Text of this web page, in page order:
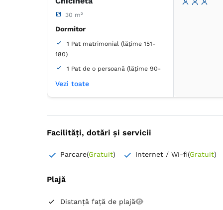
Aparat de cafea
Fierbător de apă
Plită de gătit
30 m²
Dormitor
1 Pat matrimonial (lățime 151-
180)
1 Pat de o persoană (lățime 90-
Articole de toaletă gratuite
Aer condiţionat
Vezi toate
Facilități, dotări și servicii
Parcare(Gratuit) Internet / Wi-fi(Gratuit)
Plajă
Distanță față de plajă